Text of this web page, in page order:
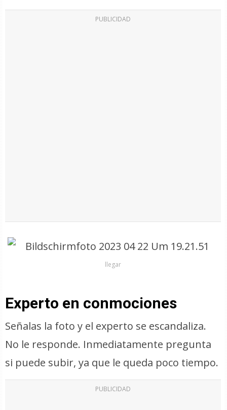
PUBLICIDAD
llegar
Experto en conmociones
Señalas la foto y el experto se escandaliza.
No le responde. Inmediatamente pregunta
si puede subir, ya que le queda poco tiempo.
PUBLICIDAD